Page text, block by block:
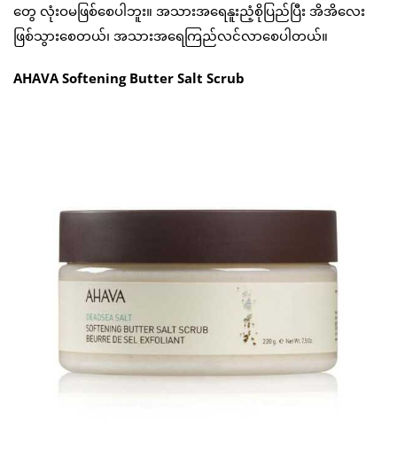
တွေ လုံးဝမဖြစ်စေပါဘူး။ အသားအရေနူးညံ့စိုပြည်ပြီး အိအိလေး
ဖြစ်သွားစေတယ်၊ အသားအရေကြည်လင်လာစေပါတယ်။
AHAVA Softening Butter Salt Scrub